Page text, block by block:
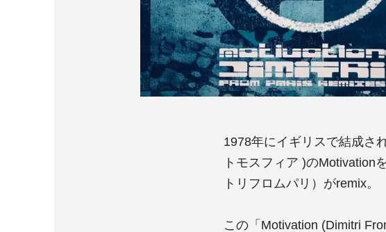
1978年にイギリスで結成さ
トモスフィア )のMotivation
トリフロムパリ）がremix。
この「Motivation (Dimitri